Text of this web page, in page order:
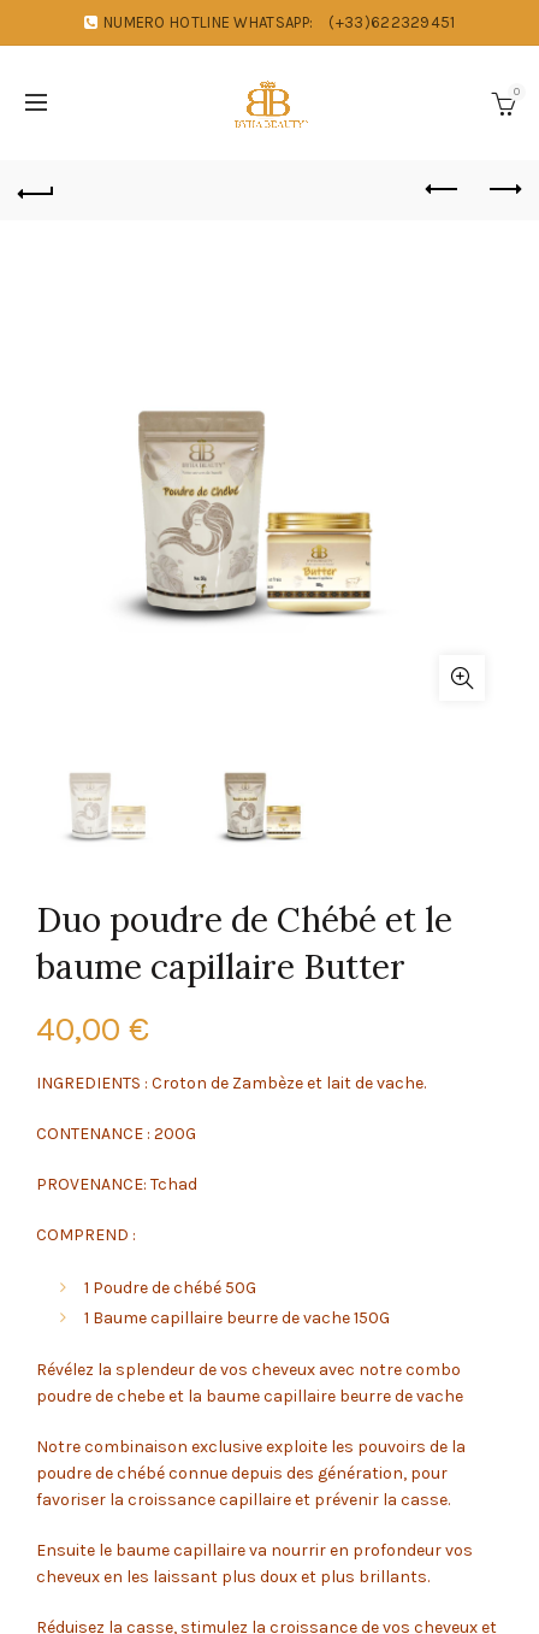
NUMERO HOTLINE WHATSAPP: (+33)622329451
0
Duo poudre de Chébé et le
baume capillaire Butter
40,00 €
INGREDIENTS : Croton de Zambèze et lait de vache.
CONTENANCE : 200G
PROVENANCE: Tchad
COMPREND :
1 Poudre de chébé 50G
1 Baume capillaire beurre de vache 150G
Révélez la splendeur de vos cheveux avec notre combo
poudre de chebe et la baume capillaire beurre de vache
Notre combinaison exclusive exploite les pouvoirs de la
poudre de chébé connue depuis des génération, pour
favoriser la croissance capillaire et prévenir la casse.
Ensuite le baume capillaire va nourrir en profondeur vos
cheveux en les laissant plus doux et plus brillants.
Réduisez la casse, stimulez la croissance de vos cheveux et